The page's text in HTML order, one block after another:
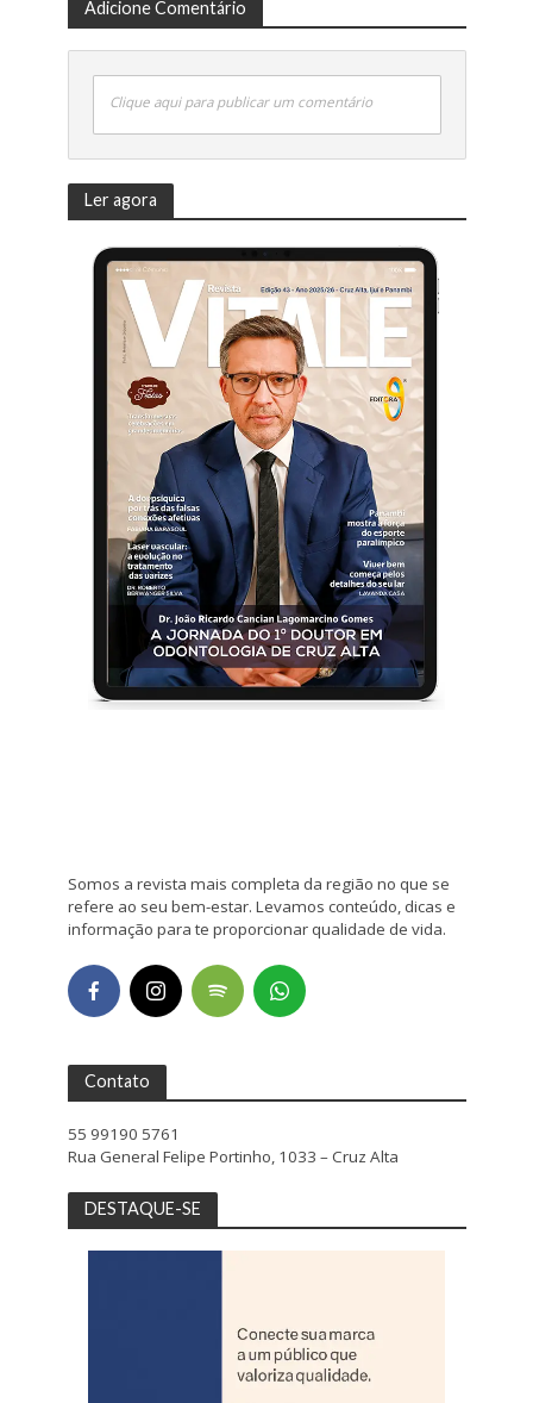
Adicione Comentário
Clique aqui para publicar um comentário
Ler agora
Somos a revista mais completa da região no que se
refere ao seu bem-estar. Levamos conteúdo, dicas e
informação para te proporcionar qualidade de vida.
Contato
55 99190 5761
Rua General Felipe Portinho, 1033 – Cruz Alta
DESTAQUE-SE